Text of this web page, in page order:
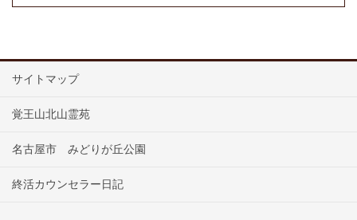
サイトマップ
覚王山北山霊苑
名古屋市 みどりが丘公園
終活カウンセラー日記